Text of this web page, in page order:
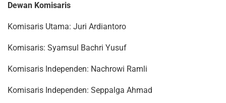
Dewan Komisaris
Komisaris Utama: Juri Ardiantoro
Komisaris: Syamsul Bachri Yusuf
Komisaris Independen: Nachrowi Ramli
Komisaris Independen: Seppalga Ahmad